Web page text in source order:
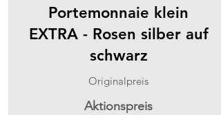
Portemonnaie klein
EXTRA - Rosen silber auf
schwarz
Originalpreis
Aktionspreis